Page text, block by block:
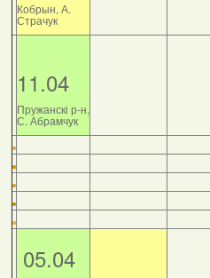
Кобрын, А.
Страчук
11.04
Пружанскі р-н,
С. Абрамчук
05.04